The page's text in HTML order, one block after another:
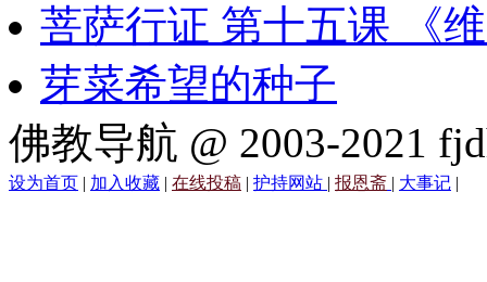
菩萨行证 第十五课 《
芽菜希望的种子
佛教导航 @ 2003-2021
设为首页 | 加入收藏 | 在线投稿 | 护持网站 | 报恩斋 | 大事记 |